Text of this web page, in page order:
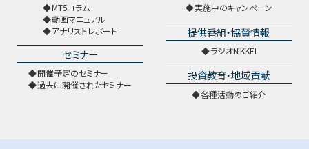
MT5コラム
動画マニュアル
アナリストレポート
セミナー
開催予定のセミナー
過去に開催されたセミナー
実施中のキャンペーン
提供番組・協賛情報
ラジオNIKKEI
投資教育・地域貢献
各種活動のご紹介